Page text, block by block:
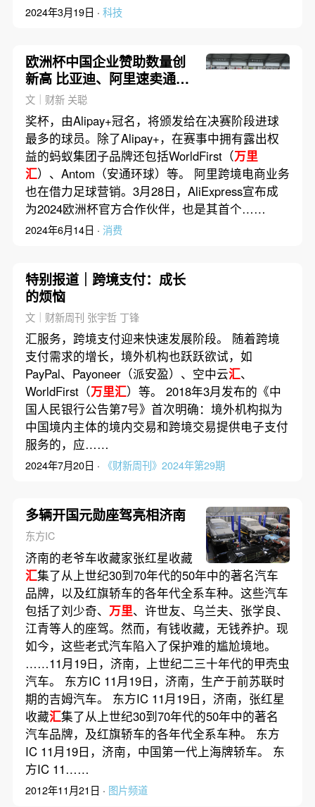
2024年3月19日 · 科技
欧洲杯中国企业赞助数量创
新高 比亚迪、阿里速卖通首
次出手
文｜财新 关聪
奖杯，由Alipay+冠名，将颁发给在决赛阶段进球
最多的球员。除了Alipay+，在赛事中拥有露出权
益的蚂蚁集团子品牌还包括WorldFirst（万里
汇）、Antom（安通环球）等。 阿里跨境电商业务
也在借力足球营销。3月28日，AliExpress宣布成
为2024欧洲杯官方合作伙伴，也是其首个……
2024年6月14日 · 消费
特别报道｜跨境支付：成长
的烦恼
文｜财新周刊 张宇哲 丁锋
汇服务，跨境支付迎来快速发展阶段。 随着跨境
支付需求的增长，境外机构也跃跃欲试，如
PayPal、Payoneer（派安盈）、空中云汇、
WorldFirst（万里汇）等。 2018年3月发布的《中
国人民银行公告第7号》首次明确：境外机构拟为
中国境内主体的境内交易和跨境交易提供电子支付
服务的，应……
2024年7月20日 · 《财新周刊》2024年第29期
多辆开国元勋座驾亮相济南
东方IC
济南的老爷车收藏家张红星收藏
汇集了从上世纪30到70年代的50年中的著名汽车
品牌，以及红旗轿车的各年代全系车种。这些汽车
包括了刘少奇、 万里、许世友、乌兰夫、张学良、
江青等人的座驾。然而，有钱收藏，无钱养护。现
如今，这些老式汽车陷入了保护难的尴尬境地。
……11月19日，济南，上世纪二三十年代的甲壳虫
汽车。 东方IC 11月19日，济南，生产于前苏联时
期的吉姆汽车。 东方IC 11月19日，济南，张红星
收藏汇集了从上世纪30到70年代的50年中的著名
汽车品牌，及红旗轿车的各年代全系车种。 东方
IC 11月19日，济南，中国第一代上海牌轿车。 东
方IC 11……
2012年11月21日 · 图片频道